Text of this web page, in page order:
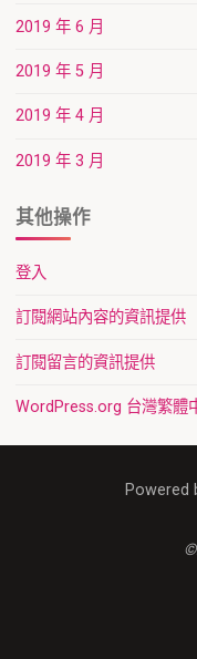
2019 年 6 月
2019 年 5 月
2019 年 4 月
2019 年 3 月
其他操作
登入
訂閱網站內容的資訊提供
訂閱留言的資訊提供
WordPress.org 台灣繁體
Powered